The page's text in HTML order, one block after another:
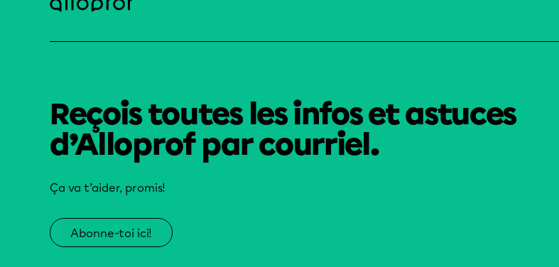
Reçois toutes les infos et astuces
d’Alloprof par courriel.
Ça va t’aider, promis!
Abonne-toi ici!